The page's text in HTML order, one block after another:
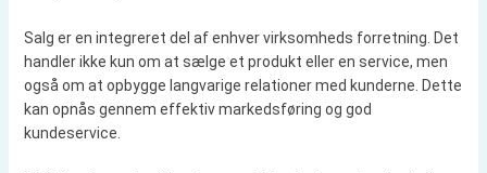
Salg er en integreret del af enhver virksomheds forretning. Det
handler ikke kun om at sælge et produkt eller en service, men
også om at opbygge langvarige relationer med kunderne. Dette
kan opnås gennem effektiv markedsføring og god
kundeservice.